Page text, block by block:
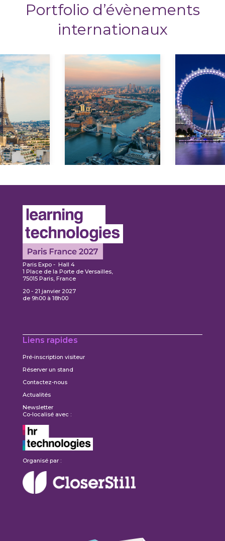
Portfolio d’évènements
internationaux
En savoir
plus
Paris Expo - Hall 4
1 Place de la Porte de Versailles,
75015 Paris, France
20 - 21 janvier 2027
de 9h00 à 18h00
Liens rapides
Pré-inscription visiteur
Réserver un stand
Contactez-nous
Actualités
Newsletter
Co-localisé avec :
Organisé par :